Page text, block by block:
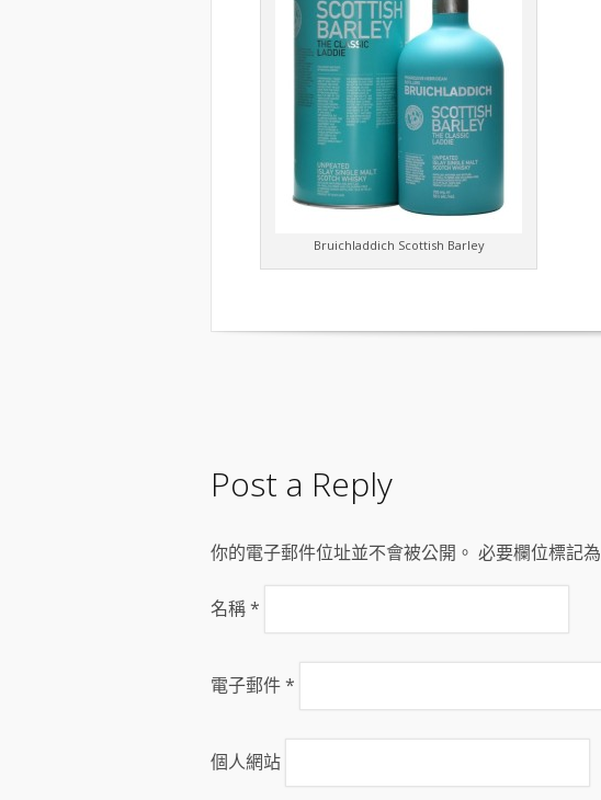
Bruichladdich Scottish Barley
Post a Reply
你的電子郵件位址並不會被公開。 必要欄位標記為
名稱*
電子郵件*
個人網站